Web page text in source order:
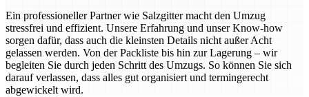
Ein professioneller Partner wie Salzgitter macht den Umzug
stressfrei und effizient. Unsere Erfahrung und unser Know-how
sorgen dafür, dass auch die kleinsten Details nicht außer Acht
gelassen werden. Von der Packliste bis hin zur Lagerung – wir
begleiten Sie durch jeden Schritt des Umzugs. So können Sie sich
darauf verlassen, dass alles gut organisiert und termingerecht
abgewickelt wird.